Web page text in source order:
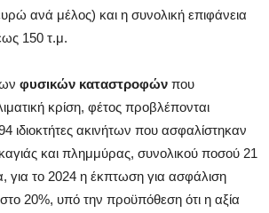
ανά μέλος) και η συνολική επιφάνεια
150 τ.μ.
φυσικών καταστροφών που
κρίση, φέτος προβλέπονται
ιδιοκτήτες ακινήτων που ασφαλίστηκαν
και πλημμύρας, συνολικού ποσού 21
για το 2024 η έκπτωση για ασφάλιση
στο 20%, υπό την προϋπόθεση ότι η αξία